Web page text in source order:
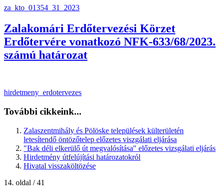
za_kto_01354_31_2023
Zalakomári Erdőtervezési Körzet
Erdőtervére vonatkozó NFK-633/68/2023.
számú határozat
hirdetmeny_erdotervezes
További cikkeink...
Zalaszentmihály és Pölöske települések külterületén
letesítendő öntözőtelep előzetes viszgálati eljárása
"Bak déli elkerülő út megvalósítása" előzetes vizsgálati eljárás
Hirdetmény útfelújítási határozatokról
Hivatal visszaköltözése
14. oldal / 41